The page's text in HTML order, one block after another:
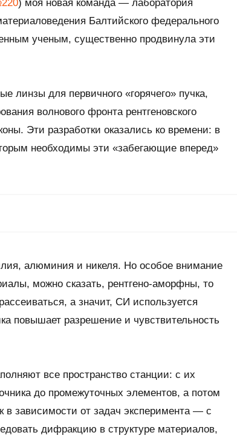
) моя новая команда — лаборатория
Балтийского федерального
ученым, существенно продвинула эти
линзы для первичного «горячего» пучка,
волнового фронта рентгеновского
Эти разработки оказались ко времени: в
необходимы эти «забегающие вперед»
алюминия и никеля. Но особое внимание
можно сказать, рентгено-аморфны, то
а значит, СИ используется
повышает разрешение и чувствительность
все пространство станции: с их
до промежуточных элементов, а потом
в зависимости от задач эксперимента — с
дифракцию в структуре материалов,